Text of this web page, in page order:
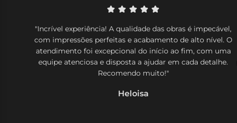
"Incrível experiência! A qualidade das obras é impecável,
com impressões perfeitas e acabamento de alto nível. O
atendimento foi excepcional do início ao fim, com uma
equipe atenciosa e disposta a ajudar em cada detalhe.
Recomendo muito!"
Heloisa